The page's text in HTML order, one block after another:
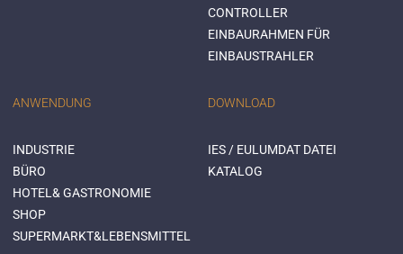
CONTROLLER
EINBAURAHMEN FÜR
EINBAUSTRAHLER
ANWENDUNG
INDUSTRIE
BÜRO
HOTEL& GASTRONOMIE
SHOP
SUPERMARKT&LEBENSMITTEL
DOWNLOAD
IES / EULUMDAT DATEI
KATALOG